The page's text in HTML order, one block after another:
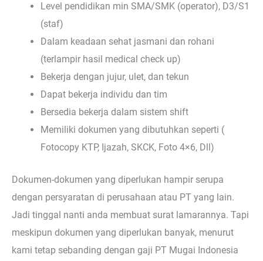
Level pendidikan min SMA/SMK (operator), D3/S1
(staf)
Dalam keadaan sehat jasmani dan rohani
(terlampir hasil medical check up)
Bekerja dengan jujur, ulet, dan tekun
Dapat bekerja individu dan tim
Bersedia bekerja dalam sistem shift
Memiliki dokumen yang dibutuhkan seperti (
Fotocopy KTP, Ijazah, SKCK, Foto 4×6, Dll)
Dokumen-dokumen yang diperlukan hampir serupa
dengan persyaratan di perusahaan atau PT yang lain.
Jadi tinggal nanti anda membuat surat lamarannya. Tapi
meskipun dokumen yang diperlukan banyak, menurut
kami tetap sebanding dengan gaji PT Mugai Indonesia